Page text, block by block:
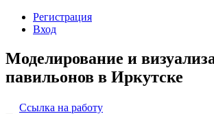
Регистрация
Вход
Моделирование и
павильонов в Иркутске
Ссылка на работу